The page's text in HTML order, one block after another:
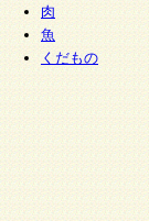
肉
魚
くだもの